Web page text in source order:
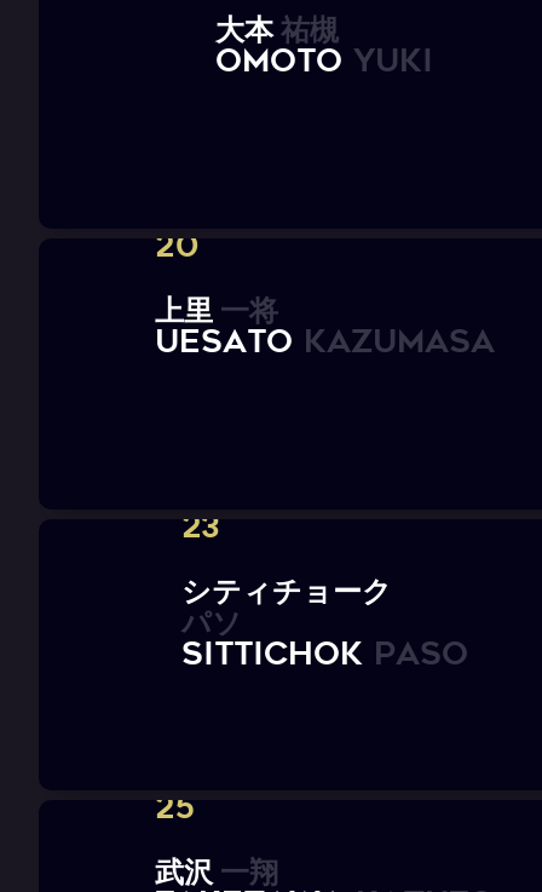
大本祐槻
OMOTO Yuki
20
上里 一将
UESATO Kazumasa
23
シティチ ョ ーク
パソ
Sittichok PASO
25
武沢 一翔